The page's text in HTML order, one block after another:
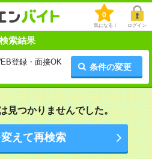
0
気になる！ ログイン
検索結果
登録・面接OK
条件の変更
見つかりませんでした。
えて再検索